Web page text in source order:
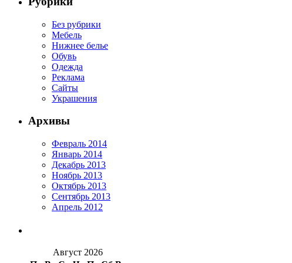
Без рубрики
Мебель
Нижнее белье
Обувь
Одежда
Реклама
Сайты
Украшения
Архивы
Февраль 2014
Январь 2014
Декабрь 2013
Ноябрь 2013
Октябрь 2013
Сентябрь 2013
Апрель 2012
Август 2026